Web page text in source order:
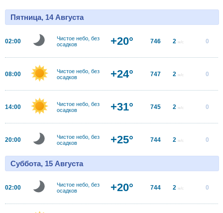
Пятница, 14 Августа
02:00
Чистое небо, без
осадков
+20° 746 2 м/с 0
08:00
Чистое небо, без
осадков
+24° 747 2 м/с 0
14:00
Чистое небо, без
осадков
+31° 745 2 м/с 0
20:00
Чистое небо, без
осадков
+25° 744 2 м/с 0
Суббота, 15 Августа
02:00
Чистое небо, без
осадков
+20° 744 2 м/с 0